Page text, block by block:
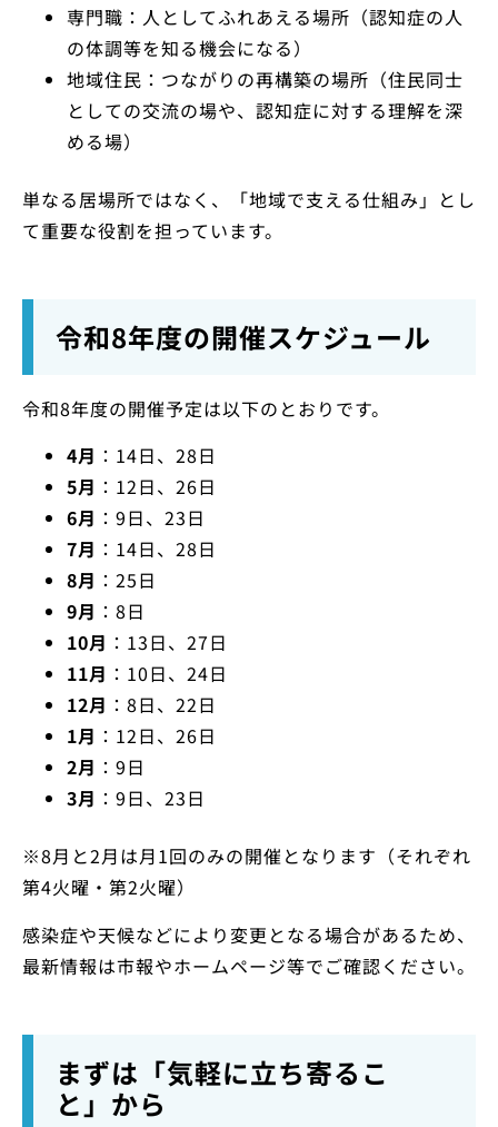
専門職：人としてふれあえる場所（認知症の人
の体調等を知る機会になる）
地域住民：つながりの再構築の場所（住民同士
としての交流の場や、認知症に対する理解を深
める場）
単なる居場所ではなく、「地域で支える仕組み」とし
て重要な役割を担っています。
令和8年度の開催スケジュール
令和8年度の開催予定は以下のとおりです。
4月 ：14日、28日
5月 ：12日、26日
6月 ：9日、23日
7月 ：14日、28日
8月 ：25日
9月 ：8日
10月 ：13日、27日
11月 ：10日、24日
12月 ：8日、22日
1月 ：12日、26日
2月 ：9日
3月 ：9日、23日
※8月と2月は月1回のみの開催となります（それぞれ
第4火曜・第2火曜）
感染症や天候などにより変更となる場合があるため、
最新情報は市報やホームページ等でご確認ください。
まずは「気軽に立ち寄るこ
と」から